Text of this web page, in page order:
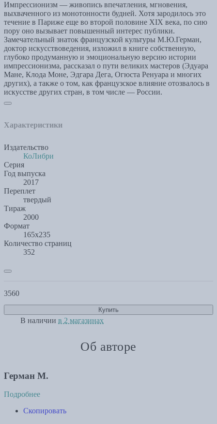
Импрессионизм — живопись впечатления, мгновения,
выхваченного из монотонности будней. Хотя зародилось это
течение в Париже еще во второй половине XIX века, по сию
пору оно вызывает повышенный интерес публики.
Замечательный знаток французской культуры М.Ю.Герман,
доктор искусствоведения, изложил в книге собственную,
глубоко продуманную и эмоциональную версию истории
импрессионизма, рассказал о пути великих мастеров (Эдуара
Мане, Клода Моне, Эдгара Дега, Огюста Ренуара и многих
других), а также о том, как французское влияние отозвалось в
искусстве других стран, в том числе — России.
Характеристики
Издательство
КоЛибри
Серия
Год выпуска
2017
Переплет
твердый
Тираж
2000
Формат
165x235
Количество страниц
352
3560
Купить
В наличии в 2 магазинах
Об авторе
Герман М.
Подробнее
Скопировать